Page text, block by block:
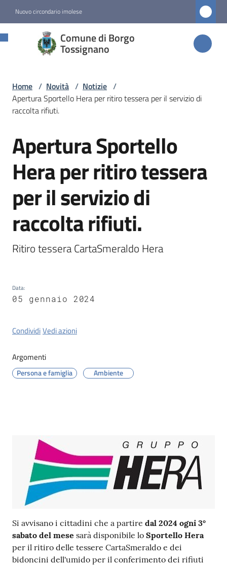
Nuovo circondario imolese
Comune di Borgo
Tossignano
Comune di
Borgo
Amministrazione
Novità
Menu selezionato
Servizi
Vivere
Tossignano
Servizi
on-
Tutti
Home / Novità / Notizie /
Apertura Sportello Hera per ritiro tessera per il servizio di
raccolta rifiuti.
Salta al contenuto
Apertura Sportello
Hera per ritiro tessera
per il servizio di
raccolta rifiuti.
Ritiro tessera CartaSmeraldo Hera
Data:
05 gennaio 2024
CondividiVedi azioni
Argomenti
Persona e famiglia Ambiente
Contenuto
Si avvisano i cittadini che a partire dal 2024 ogni 3°
sabato del mese sarà disponibile lo Sportello Hera
per il ritiro delle tessere CartaSmeraldo e dei
bidoncini dell'umido per il conferimento dei rifiuti